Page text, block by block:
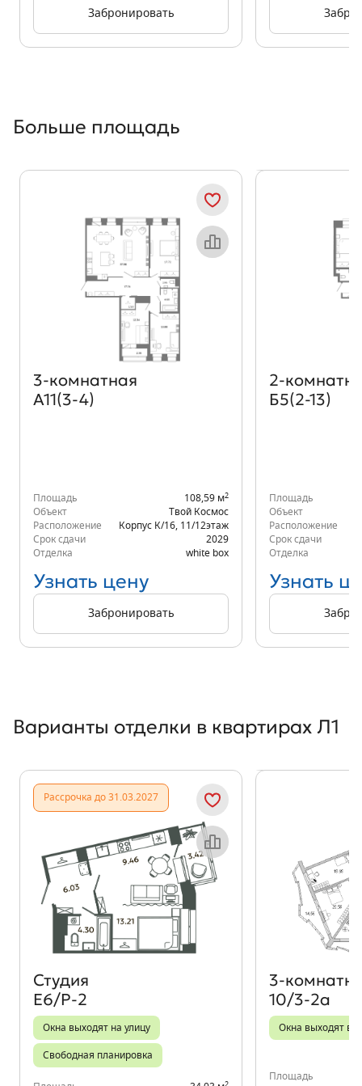
Забронировать
Больше площадь
Объект месяца
3‑комнатная
А11(3-4)
Площадь 108,59 м2
Объект
Твой Космос
Расположение
Корпус К/16 11/12этаж
Срок сдачи
2029
Отделка
white box
Узнать цену
Забронировать
Б5(2-13)
Площадь
Объект
Расположение
Срок сдачи
Отделка
Узнать
Варианты отделки в квартирах Л1
Рассрочка до 31.03.2027
Объект месяца
Студия
Е6/Р-2
Окна выходят на улицу
Свободная планировка
2
10/3-2а
Окна выходят во
Площадь